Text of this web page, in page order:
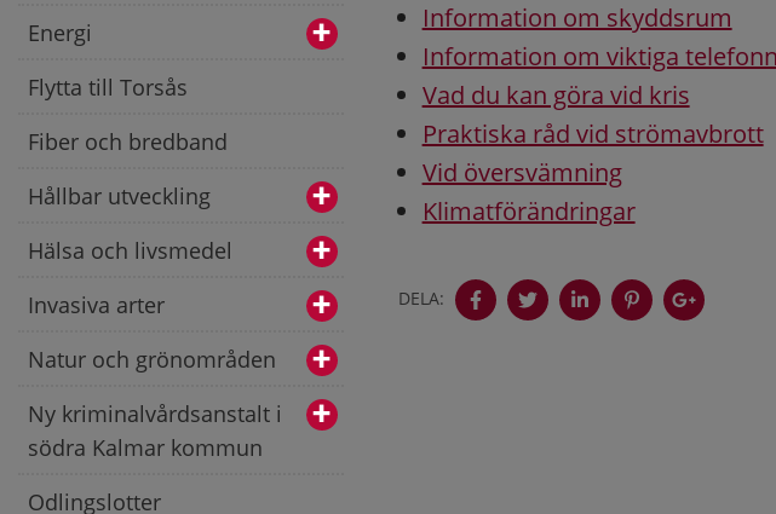
Energi
Flytta till Torsås
Fiber och bredband
Hållbar utveckling
Hälsa och livsmedel
Invasiva arter
Natur och grönområden
Ny kriminalvårdsanstalt i
södra Kalmar kommun
Odlingslotter
Information om skyddsrum
Information om viktiga
Vad du kan göra vid kris
Praktiska råd vid strömavbrott
Vid översvämning
Klimatförändringar
DELA: